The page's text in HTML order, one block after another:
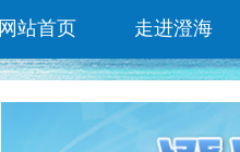
网站首页 走进澄海